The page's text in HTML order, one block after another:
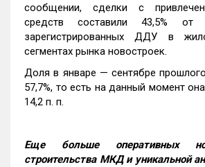
сообщении, сделки с
средств составили 43,5% от
зарегистрированных ДДУ в
сегментах рынка новостроек.
Доля в январе — сентябре
57,7%, то есть на данный момент
14,2 п. п.
Еще больше оперативных
строительства МКД и уникальной